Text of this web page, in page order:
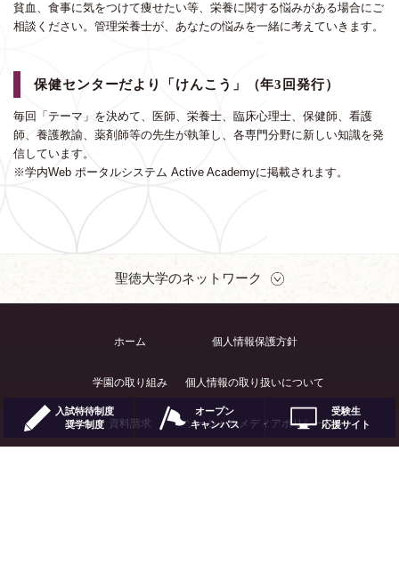
貧血、食事に気をつけて痩せたい等、栄養に関する悩みがある場合にご
相談ください。管理栄養士が、あなたの悩みを一緒に考えていきます。
保健センターだより「けんこう」 （年3回発行）
毎回「テーマ」を決めて、医師、栄養士、臨床心理士、保健師、看護
師、養護教諭、薬剤師等の先生が執筆し、各専門分野に新しい知識を発
信しています。
※学内Web ポータルシステム Active Academyに掲載されます。
聖徳大学のネットワーク
ホーム
学園の取り組み
資料請求
個人情報保護方針
個人情報の取り扱いについて
ソーシャルメディアポリシー
入試特待制度
奨学制度
オープン
キャンパス
受験生
応援サイト